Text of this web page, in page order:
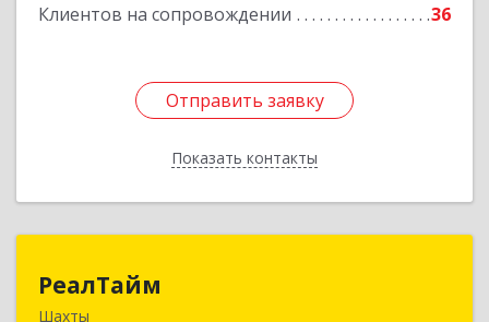
Клиентов на сопровождении 36
Отправить заявку
Показать контакты
Отправить заявку
Назад
РеалТайм
Шахты